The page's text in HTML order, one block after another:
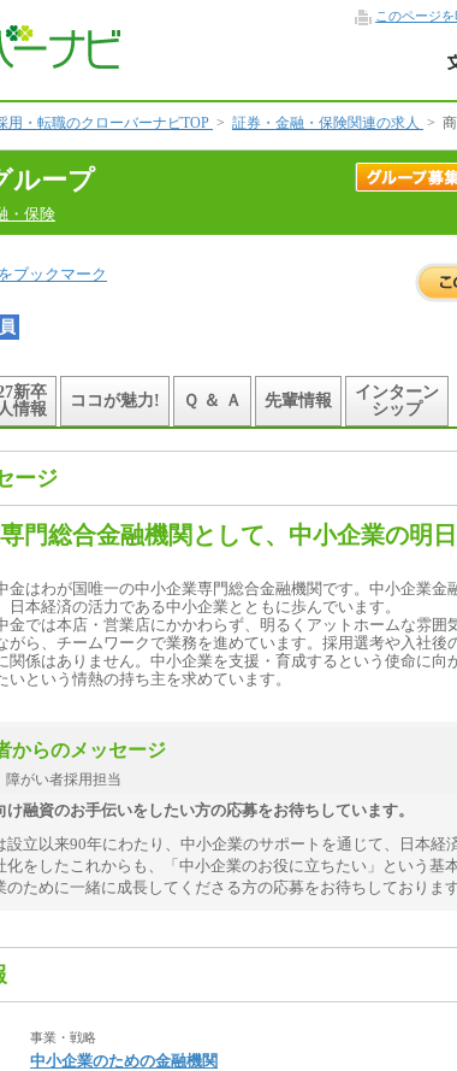
このページ
用・転職のクローバーナビTOP > 証券・金融・保険関連の求人 >
ループ
・保険
ブックマーク
新卒
情報
ココが魅力! Ｑ ＆ Ａ 先輩情報
インターン
シップ
ージ
門総合金融機関として、中小企業の明
金はわが国唯一の中小企業専門総合金融機関です。中小企業金
日本経済の活力である中小企業とともに歩んでいます。
金では本店・営業店にかかわらず、明るくアットホームな雰囲
がら、チームワークで業務を進めています。採用選考や入社後
関係はありません。中小企業を支援・育成するという使命に向
いという情熱の持ち主を求めています。
からのメッセージ
がい者採用担当
け融資のお手伝いをしたい方の応募をお待ちしています。
設立以来90年にわたり、中小企業のサポートを通じて、日本経
化をしたこれからも、「中小企業のお役に立ちたい」という基
のために一緒に成長してくださる方の応募をお待ちしております
事業・戦略
中小企業のための金融機関